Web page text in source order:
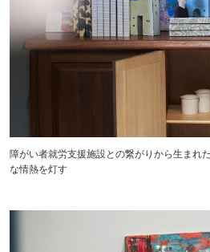
障がい者就労支援施設との繋がりから生まれ
な情熱を灯す